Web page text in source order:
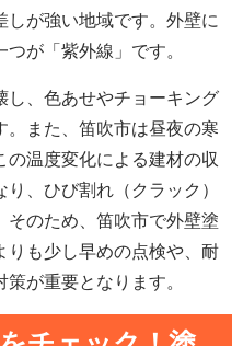
しが強い地域です。外壁に
が「紫外線」です。
し、色あせやチョーキング
。また、笛吹市は昼夜の寒
の温度変化による建材の収
、ひび割れ（クラック）
そのため、笛吹市で外壁塗
りも少し早めの点検や、耐
が重要となります。